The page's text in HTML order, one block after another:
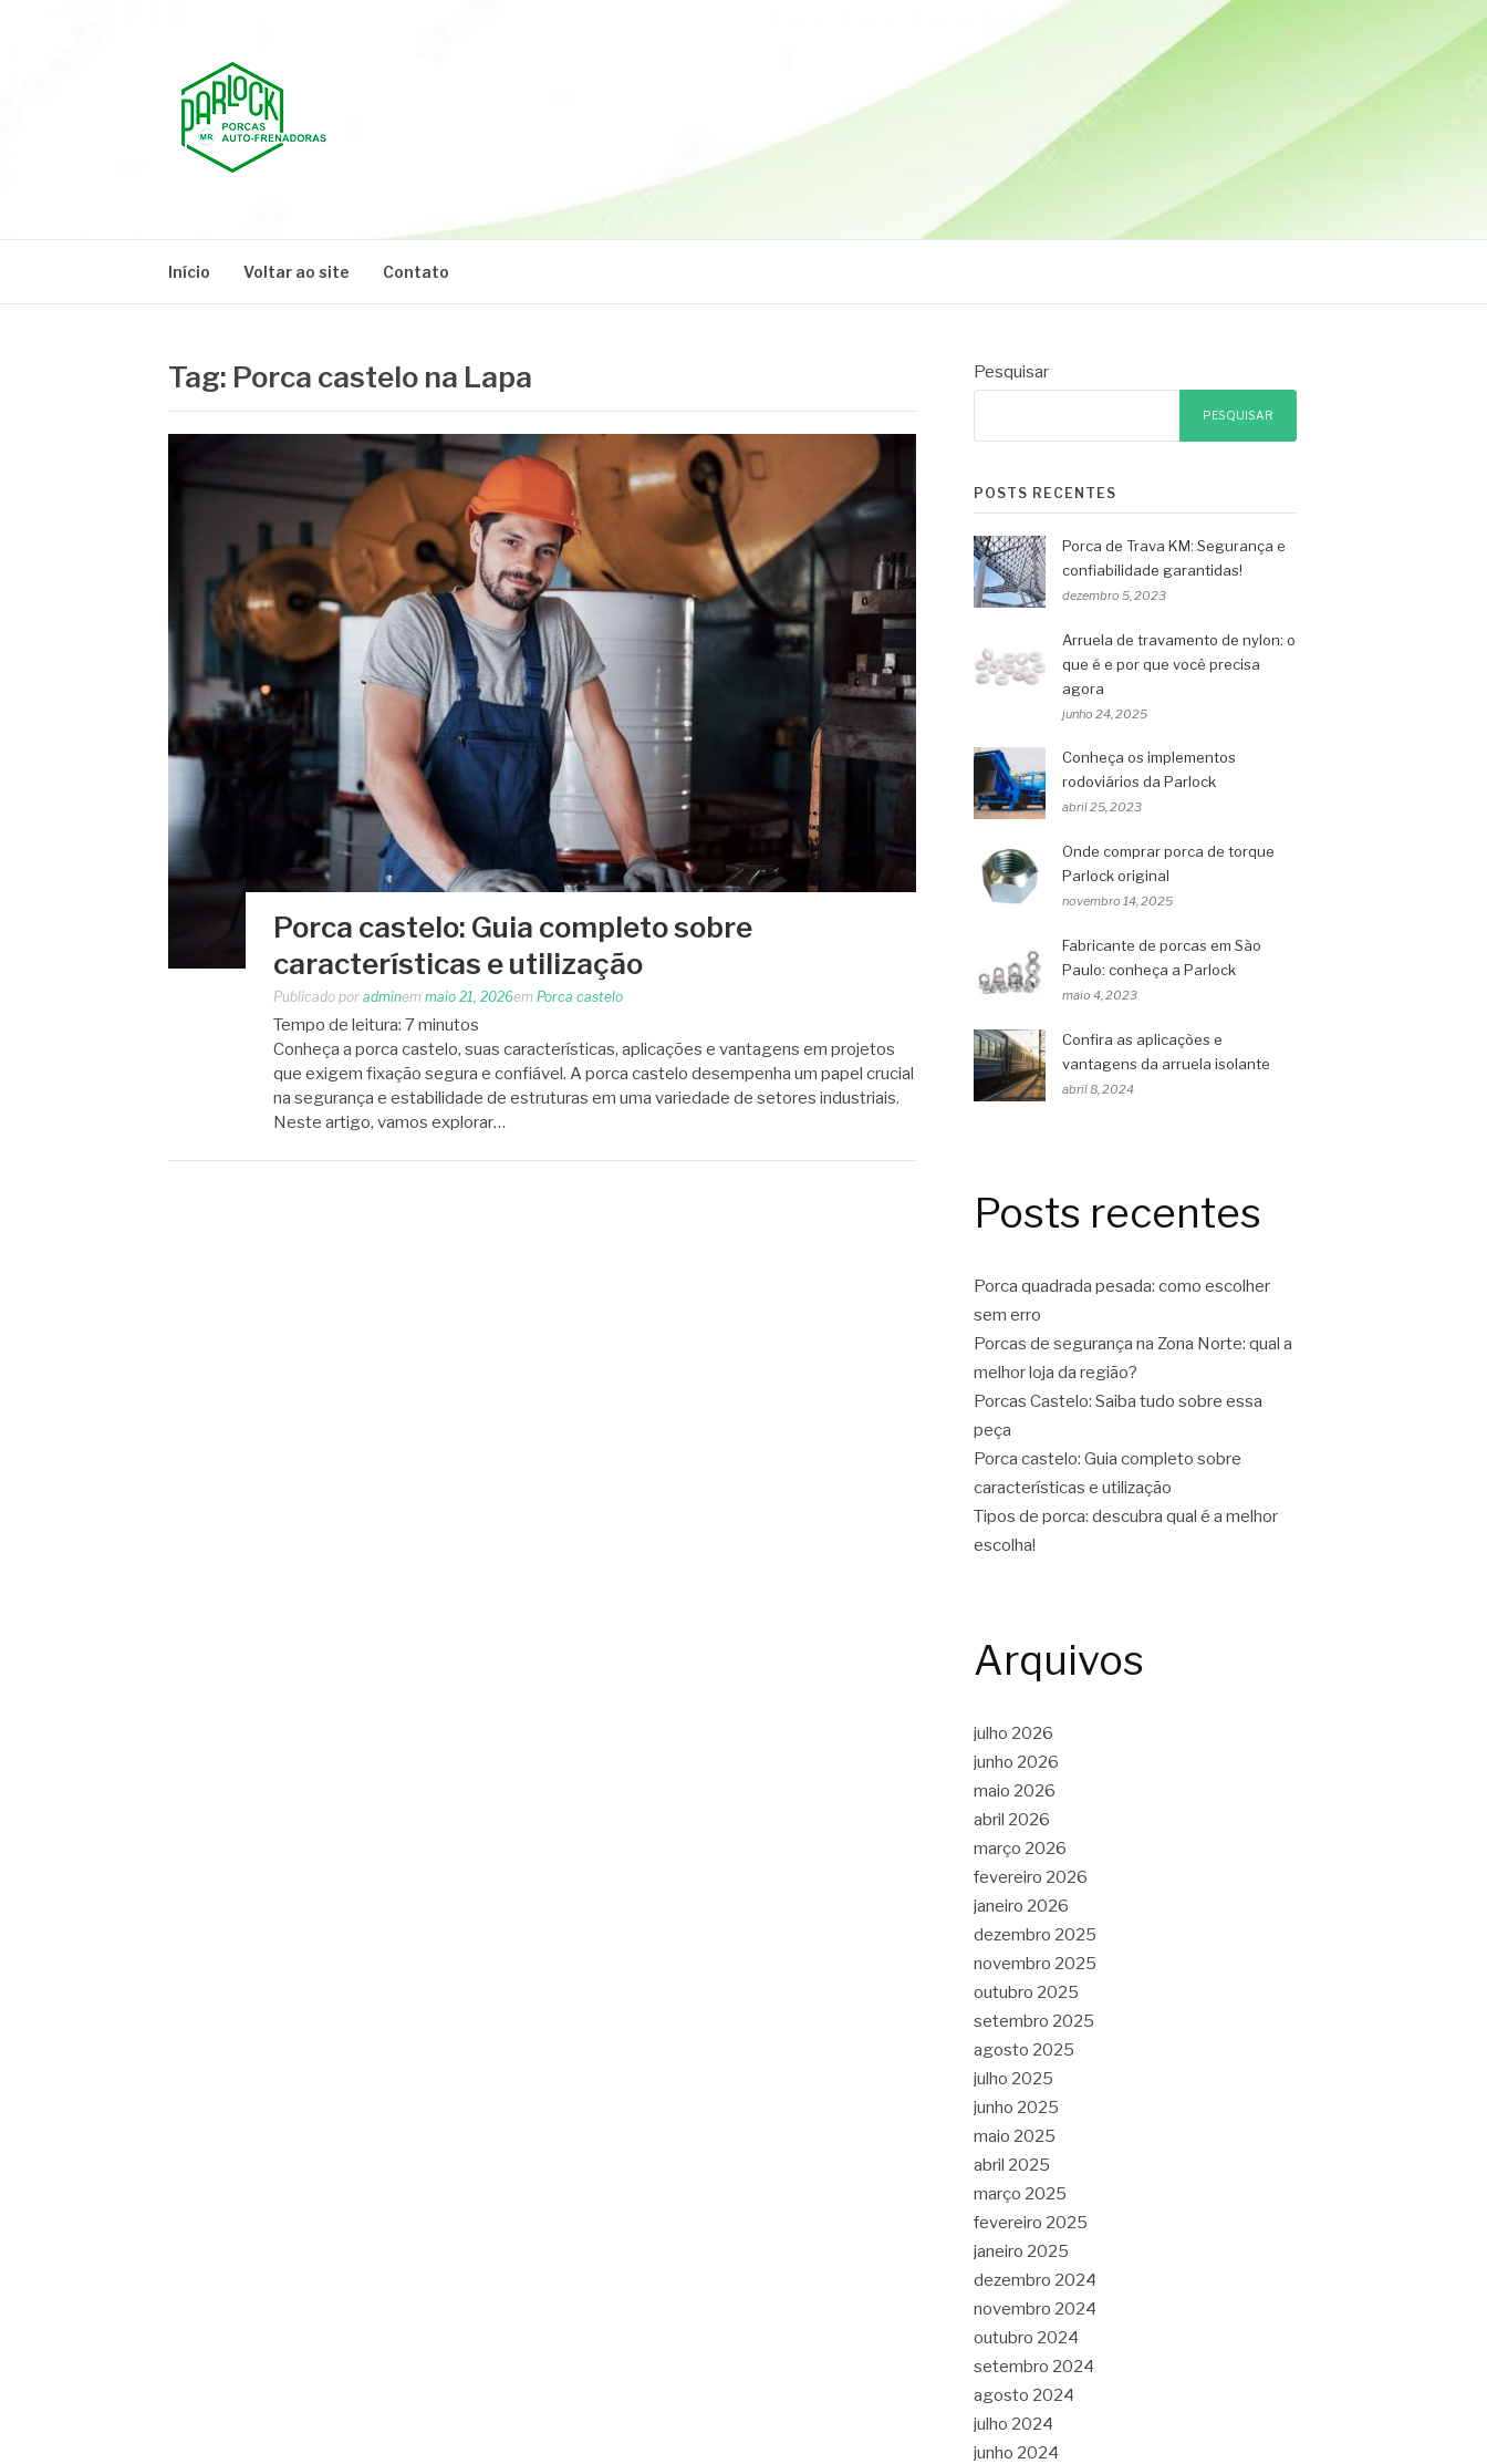
Início Voltar ao site Contato
Tag: Porca castelo na Lapa
Porca castelo: Guia completo sobre
características e utilização
Publicado por adminem maio 21, 2026em Porca castelo
Tempo de leitura: 7minutos
Conheça a porca castelo, suas características, aplicações e vantagens em projetos
que exigem fixação segura e confiável. A porca castelo desempenha um papel crucial
na segurança e estabilidade de estruturas em uma variedade de setores industriais.
Neste artigo, vamos explorar…
Pesquisar
PESQUISAR
POSTS RECENTES
Porca de Trava KM: Segurança e
confiabilidade garantidas!
dezembro 5, 2023
Arruela de travamento de nylon: o
que é e por que você precisa
agora
junho 24, 2025
Conheça os implementos
rodoviários da Parlock
abril 25, 2023
Onde comprar porca de torque
Parlock original
novembro 14, 2025
Fabricante de porcas em São
Paulo: conheça a Parlock
maio 4, 2023
Confira as aplicações e
vantagens da arruela isolante
abril 8, 2024
Posts recentes
Porca quadrada pesada: como escolher
sem erro
Porcas de segurança na Zona Norte: qual a
melhor loja da região?
Porcas Castelo: Saiba tudo sobre essa
peça
Porca castelo: Guia completo sobre
características e utilização
Tipos de porca: descubra qual é a melhor
escolha!
Arquivos
julho 2026
junho 2026
maio 2026
abril 2026
março 2026
fevereiro 2026
janeiro 2026
dezembro 2025
novembro 2025
outubro 2025
setembro 2025
agosto 2025
julho 2025
junho 2025
maio 2025
abril 2025
março 2025
fevereiro 2025
janeiro 2025
dezembro 2024
novembro 2024
outubro 2024
setembro 2024
agosto 2024
julho 2024
junho 2024